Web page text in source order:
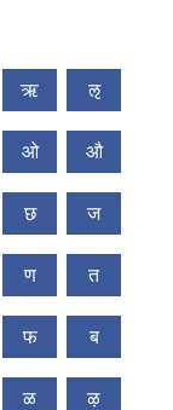
ऋ ऌ
ओ औ
छ ज
ण त
फ ब
ळ ऴ